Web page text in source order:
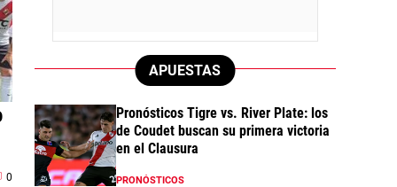
0
APUESTAS
Pronósticos Tigre vs. River Plate: los
de Coudet buscan su primera victoria
en el Clausura
PRONÓSTICOS